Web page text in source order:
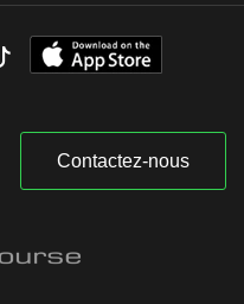
Contactez-nous